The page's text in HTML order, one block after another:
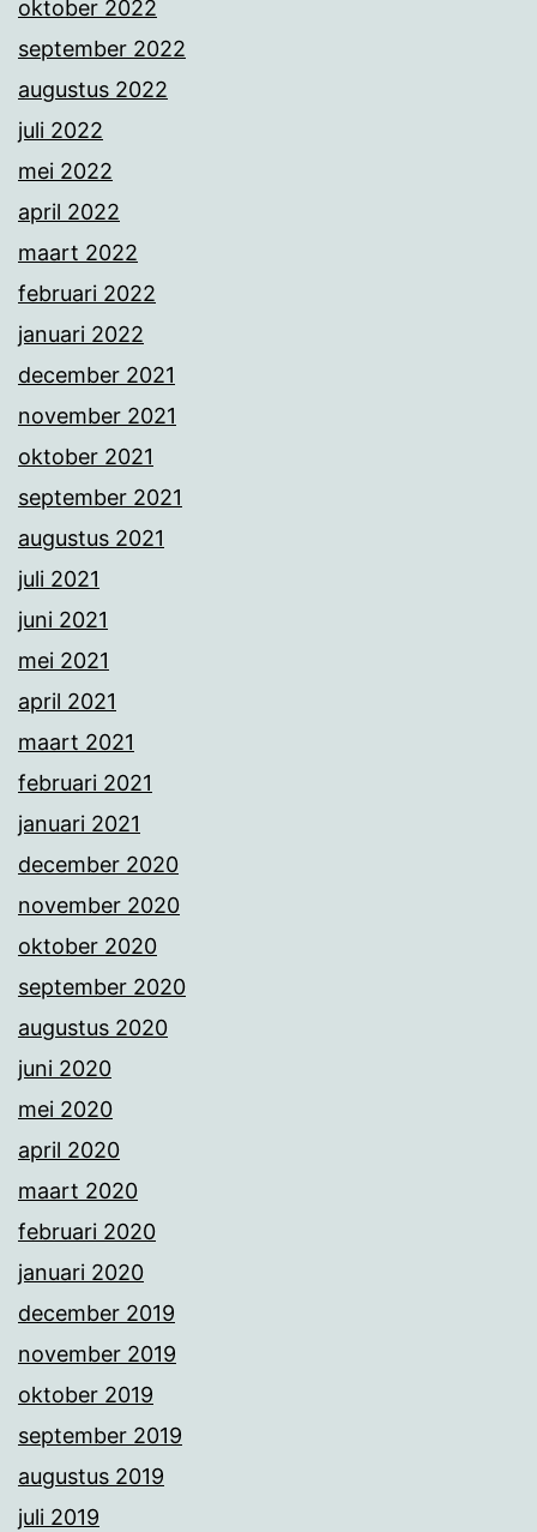
oktober 2022
september 2022
augustus 2022
juli 2022
mei 2022
april 2022
maart 2022
februari 2022
januari 2022
december 2021
november 2021
oktober 2021
september 2021
augustus 2021
juli 2021
juni 2021
mei 2021
april 2021
maart 2021
februari 2021
januari 2021
december 2020
november 2020
oktober 2020
september 2020
augustus 2020
juni 2020
mei 2020
april 2020
maart 2020
februari 2020
januari 2020
december 2019
november 2019
oktober 2019
september 2019
augustus 2019
juli 2019